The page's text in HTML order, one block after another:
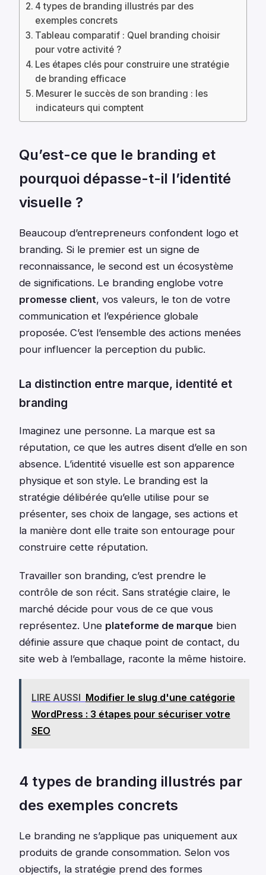
4 types de branding illustrés par des
exemples concrets
Tableau comparatif : Quel branding choisir
pour votre activité ?
Les étapes clés pour construire une stratégie
de branding efficace
Mesurer le succès de son branding : les
indicateurs qui comptent
Qu’est-ce que le branding et
pourquoi dépasse-t-il l’identité
visuelle ?
Beaucoup d’entrepreneurs confondent logo et
branding. Si le premier est un signe de
reconnaissance, le second est un écosystème
de significations. Le branding englobe votre
promesse client, vos valeurs, le ton de votre
communication et l’expérience globale
proposée. C’est l’ensemble des actions menées
pour influencer la perception du public.
La distinction entre marque, identité et
branding
Imaginez une personne. La marque est sa
réputation, ce que les autres disent d’elle en son
absence. L’identité visuelle est son apparence
physique et son style. Le branding est la
stratégie délibérée qu’elle utilise pour se
présenter, ses choix de langage, ses actions et
la manière dont elle traite son entourage pour
construire cette réputation.
Travailler son branding, c’est prendre le
contrôle de son récit. Sans stratégie claire, le
marché décide pour vous de ce que vous
représentez. Une plateforme de marque bien
définie assure que chaque point de contact, du
site web à l’emballage, raconte la même histoire.
LIRE AUSSI Modifier le slug d'une catégorie
WordPress : 3 étapes pour sécuriser votre
SEO
4 types de branding illustrés par
des exemples concrets
Le branding ne s’applique pas uniquement aux
produits de grande consommation. Selon vos
objectifs, la stratégie prend des formes